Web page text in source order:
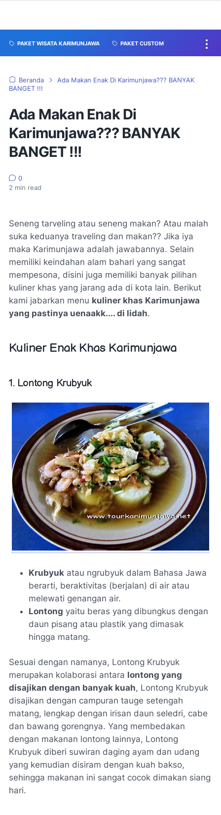
PAKET WISATA KARIMUNJAWA PAKET CUSTOM
Beranda
Ada Makan Enak Di Karimunjawa??? BANYAK
BANGET !!!
Ada Makan Enak Di
Karimunjawa??? BANYAK
BANGET !!!
0
2 min read
Seneng tarveling atau seneng makan? Atau malah
suka keduanya traveling dan makan?? Jika iya
maka Karimunjawa adalah jawabannya. Selain
memiliki keindahan alam bahari yang sangat
mempesona, disini juga memiliki banyak pilihan
kuliner khas yang jarang ada di kota lain. Berikut
kami jabarkan menu kuliner khas Karimunjawa
yang pastinya uenaakk.... di lidah.
Kuliner Enak Khas Karimunjawa
1. Lontong Krubyuk
Krubyuk atau ngrubyuk dalam Bahasa Jawa
berarti, beraktivitas (berjalan) di air atau
melewati genangan air.
Lontong yaitu beras yang dibungkus dengan
daun pisang atau plastik yang dimasak
hingga matang.
Sesuai dengan namanya, Lontong Krubyuk
merupakan kolaborasi antara lontong yang
disajikan dengan banyak kuah, Lontong Krubyuk
disajikan dengan campuran tauge setengah
matang, lengkap dengan irisan daun seledri, cabe
dan bawang gorengnya. Yang membedakan
dengan makanan lontong lainnya, Lontong
Krubyuk diberi suwiran daging ayam dan udang
yang kemudian disiram dengan kuah bakso,
sehingga makanan ini sangat cocok dimakan siang
hari.